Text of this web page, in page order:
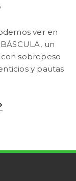
ver en
un
sobrepeso
y pautas